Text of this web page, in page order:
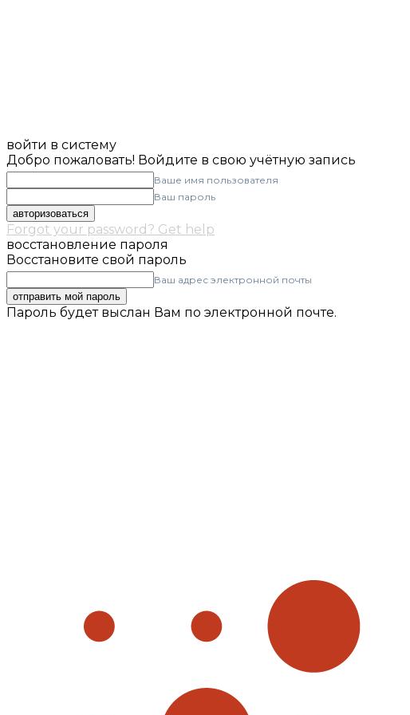
войти в систему
Добро пожаловать! Войдите в свою учётную запись
Ваше имя пользователя
Ваш пароль
Forgot your password? Get help
восстановление пароля
Восстановите свой пароль
Ваш адрес электронной почты
Пароль будет выслан Вам по электронной почте.